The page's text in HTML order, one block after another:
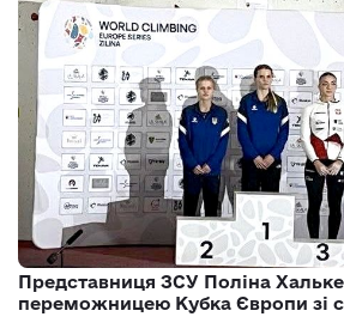
Представниця ЗСУ Поліна
переможницею Кубка Європи зі